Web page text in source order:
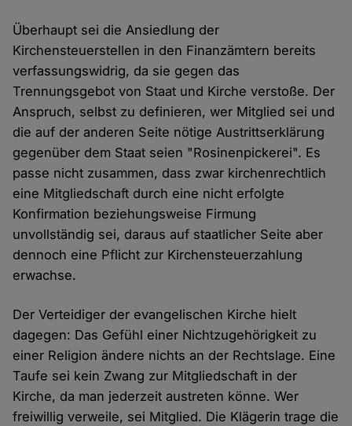
Überhaupt sei die Ansiedlung der
Kirchensteuerstellen in den Finanzämtern bereits
verfassungswidrig, da sie gegen das
Trennungsgebot von Staat und Kirche verstoße. Der
Anspruch, selbst zu definieren, wer Mitglied sei und
die auf der anderen Seite nötige Austrittserklärung
gegenüber dem Staat seien "Rosinenpickerei". Es
passe nicht zusammen, dass zwar kirchenrechtlich
eine Mitgliedschaft durch eine nicht erfolgte
Konfirmation beziehungsweise Firmung
unvollständig sei, daraus auf staatlicher Seite aber
dennoch eine Pflicht zur Kirchensteuerzahlung
erwachse.
Der Verteidiger der evangelischen Kirche hielt
dagegen: Das Gefühl einer Nichtzugehörigkeit zu
einer Religion ändere nichts an der Rechtslage. Eine
Taufe sei kein Zwang zur Mitgliedschaft in der
Kirche, da man jederzeit austreten könne. Wer
freiwillig verweile, sei Mitglied. Die Klägerin trage die